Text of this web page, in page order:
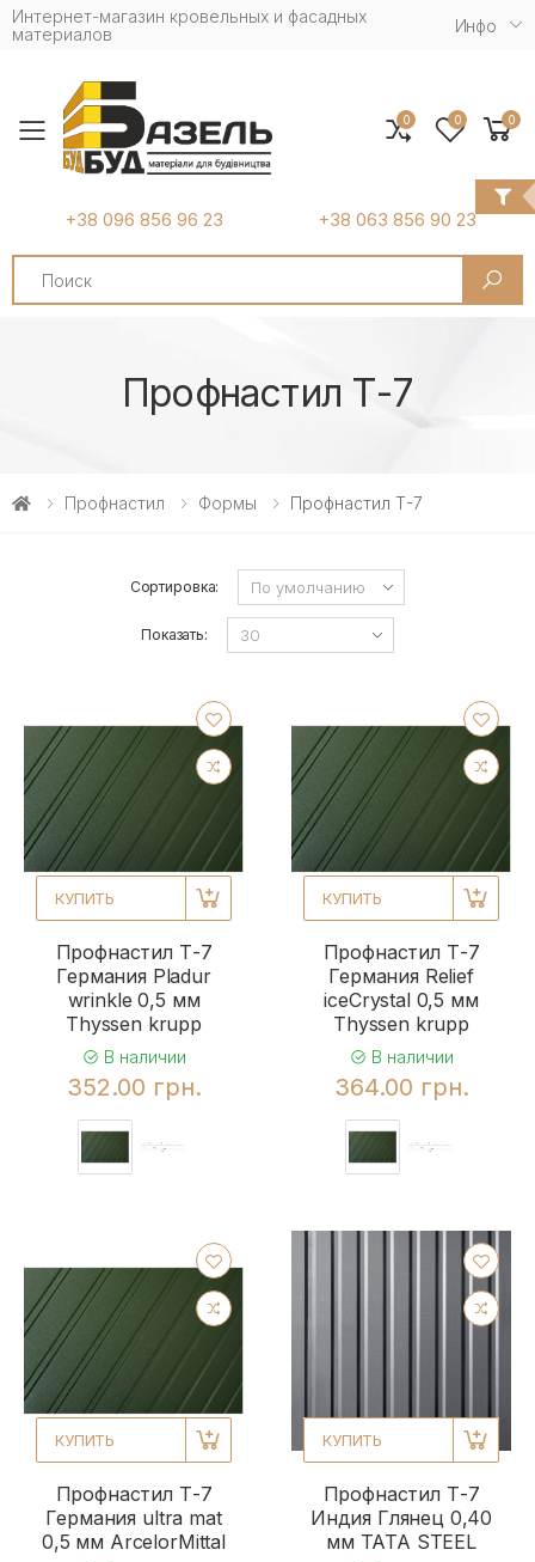
Интернет-магазин кровельных и фасадных
материалов
Инфо
Toggle mobile menu
+38 096 856 96 23 +38 063 856 90 23
Search
0 0 0
Профнастил Т-7
Профнастил Формы Профнастил Т-7
Сортировка:
Показать:
КУПИТЬ
Профнастил Т-7
Германия Pladur
wrinkle 0,5 мм
Thyssen krupp
В наличии
352.00 грн.
КУПИТЬ
Профнастил Т-7
Германия Relief
iceCrystal 0,5 мм
Thyssen krupp
В наличии
364.00 грн.
КУПИТЬ
Профнастил Т-7
Германия ultra mat
0,5 мм ArcelorMittal
КУПИТЬ
Профнастил Т-7
Индия Глянец 0,40
мм TATA STEEL